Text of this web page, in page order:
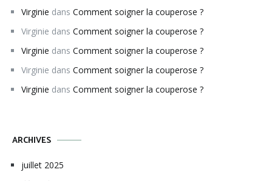
Virginie dans Comment soigner la couperose ?
Virginie dans Comment soigner la couperose ?
Virginie dans Comment soigner la couperose ?
Virginie dans Comment soigner la couperose ?
Virginie dans Comment soigner la couperose ?
ARCHIVES
juillet 2025